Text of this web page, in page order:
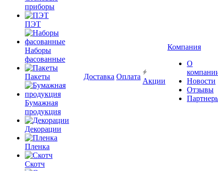
приборы
ПЭТ
Наборы
фасованные
Пакеты
Бумажная
продукция
Декорации
Пленка
Скотч
Доставка Оплата
Акции
Компания
О
Новости
Отзывы